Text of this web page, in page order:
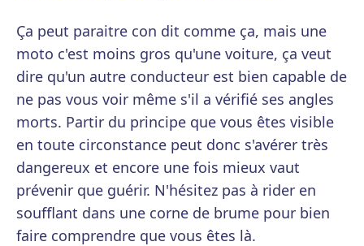
Ça peut paraitre con dit comme ça, mais une
moto c'est moins gros qu'une voiture, ça veut
dire qu'un autre conducteur est bien capable de
ne pas vous voir même s'il a vérifié ses angles
morts. Partir du principe que vous êtes visible
en toute circonstance peut donc s'avérer très
dangereux et encore une fois mieux vaut
prévenir que guérir. N'hésitez pas à rider en
soufflant dans une corne de brume pour bien
faire comprendre que vous êtes là.